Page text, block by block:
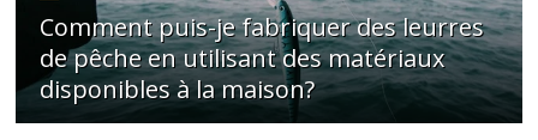
Comment puis-je fabriquer des leurres
de pêche en utilisant des matériaux
disponibles à la maison?